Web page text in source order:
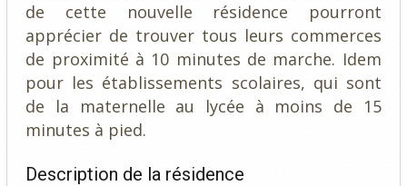
de cette nouvelle résidence pourront
apprécier de trouver tous leurs commerces
de proximité à 10 minutes de marche. Idem
pour les établissements scolaires, qui sont
de la maternelle au lycée à moins de 15
minutes à pied.
Description de la résidence